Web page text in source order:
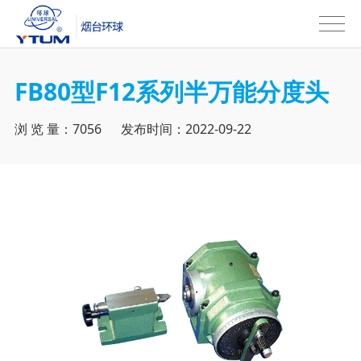
FB80型F12系列半万能分度头
浏 览 量：7056 发布时间：2022-09-22